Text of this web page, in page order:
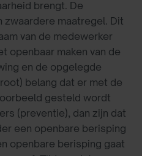
brengt. De
zwaardere maatregel. Dit
van de medewerker
openbaar maken van de
en de opgelegde
belang dat er met de
gesteld wordt
(preventie), dan zijn dat
een openbare berisping
openbare berisping gaat